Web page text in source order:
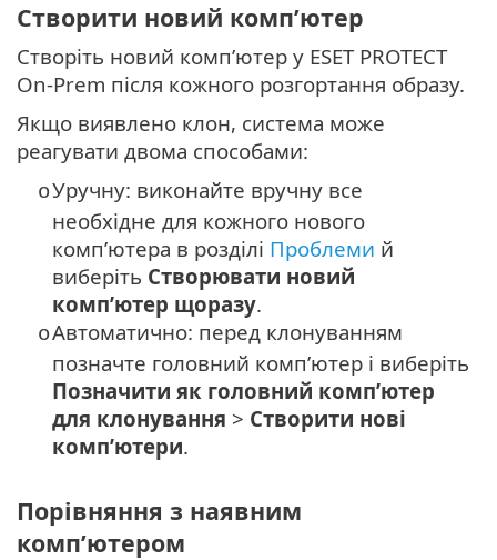
Створити новий комп’ютер
Створіть новий комп’ютер у ESET PROTECT
On-Prem після кожного розгортання образу.
Якщо виявлено клон, система може
реагувати двома способами:
oУручну: виконайте вручну все
необхідне для кожного нового
комп’ютера в розділі Проблеми й
виберіть Створювати новий
комп’ютер щоразу.
oАвтоматично: перед клонуванням
позначте головний комп’ютер і виберіть
Позначити як головний комп’ютер
для клонування > Створити нові
комп’ютери.
Порівняння з наявним
комп’ютером